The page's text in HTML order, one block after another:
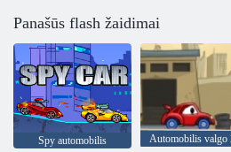
Panašūs flash žaidimai
Spy automobilis